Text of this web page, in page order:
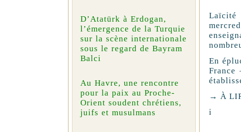
D’Atatürk à Erdogan,
l’émergence de la Turquie
sur la scène internationale
sous le regard de Bayram
Balci
Au Havre, une rencontre
pour la paix au Proche-
Orient soudent chrétiens,
juifs et musulmans
Laïcité
En
France
→ À
i